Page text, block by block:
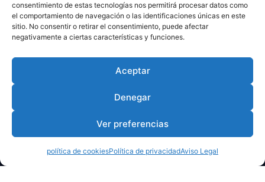
consentimiento de estas tecnologías nos permitirá procesar datos como
el comportamiento de navegación o las identificaciones únicas en este
sitio. No consentir o retirar el consentimiento, puede afectar
negativamente a ciertas características y funciones.
Aceptar
Denegar
Ver preferencias
política de cookiesPolítica de privacidadAviso Legal